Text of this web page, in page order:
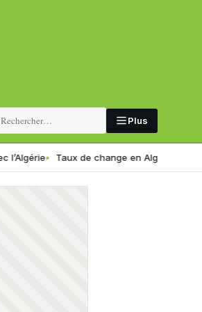
Plus
Taux de change en Algérie : voici le